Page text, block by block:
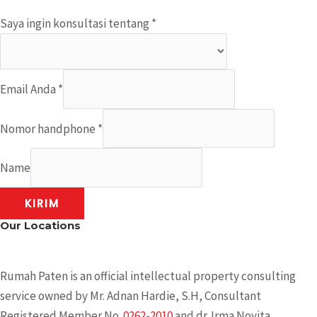
Saya ingin konsultasi tentang *
Email Anda *
Nomor handphone *
Name
KIRIM
Our Locations
Rumah Paten is an official intellectual property consulting
service owned by Mr. Adnan Hardie, S.H, Consultant